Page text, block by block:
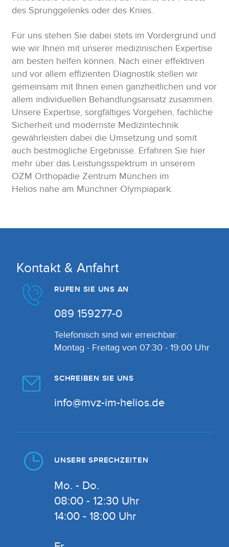
des Sprunggelenks oder des Knies.
Für uns stehen Sie dabei stets im Vordergrund und
wie wir Ihnen mit unserer medizinischen Expertise
am besten helfen können. Nach einer effektiven
und vor allem effizienten Diagnostik stellen wir
gemeinsam mit Ihnen einen ganzheitlichen und vor
allem individuellen Behandlungsansatz zusammen.
Unsere Expertise, sorgfältiges Vorgehen, fachliche
Sicherheit und modernste Medizintechnik
gewährleisten dabei die Umsetzung und somit
auch bestmögliche Ergebnisse. Erfahren Sie hier
mehr über das Leistungsspektrum in unserem
OZM Orthopädie Zentrum München im
Helios nahe am Münchner Olympiapark.
Kontakt & Anfahrt
RUFEN SIE UNS AN
089 159277-0
Telefonisch sind wir erreichbar:
Montag - Freitag von 07:30 - 19:00 Uhr
SCHREIBEN SIE UNS
info@mvz-im-helios.de
UNSERE SPRECHZEITEN
Mo. - Do.
08:00 - 12:30 Uhr
14:00 - 18:00 Uhr